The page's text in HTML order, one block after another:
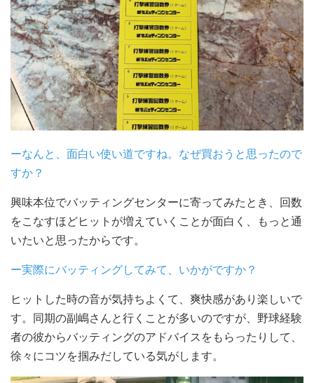
ーなんと、面白い使い道ですね。なぜ買おうと思ったので
すか？
興味本位でバッティングセンターに寄ってみたとき、回数
をこなすほどヒットが増えていくことが面白く、もっと通
いたいと思ったからです。
ー実際にバッティングしてみて、いかがですか？
ヒットした時の音が気持ちよくて、爽快感があり楽しいで
す。同期の副嶋さんと行くことが多いのですが、野球経験
者の彼からバッティングのアドバイスをもらったりして、
徐々にコツを掴みだしている気がします。